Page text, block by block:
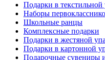
Подарки в текстильной
Наборы
Школьные ранцы
Комплексные подарки
Подарки в жестяной
Подарки в картонной
Подарочные сувениры